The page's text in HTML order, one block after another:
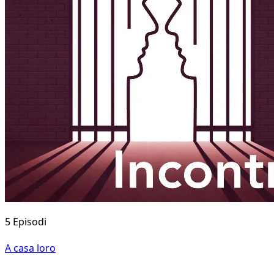
5 Episodi
A casa loro